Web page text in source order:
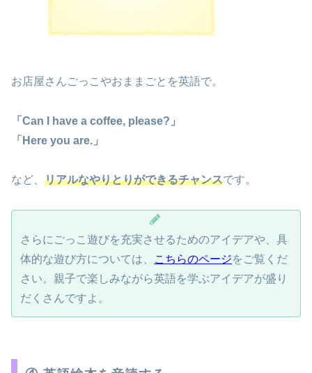
お店屋さんごっこやおままごとを英語で。
「Can I have a coffee, please?」
「Here you are.」
など、 リアルなやりとりができるチャンスです。
さらにごっこ遊びを充実させるためのアイデアや、具
体的な遊び方については、
こちらのページをご覧くだ
さい。親子で楽しみながら英語を学ぶアイデアが盛り
だくさんですよ。